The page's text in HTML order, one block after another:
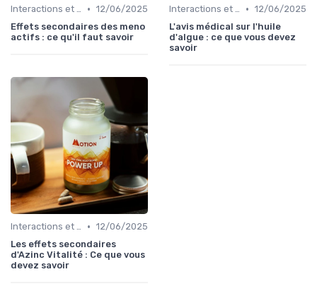
Interactions et contre-indications • 12/06/2025
Effets secondaires des meno
actifs : ce qu'il faut savoir
Interactions et contre-indications • 12/06/2025
L'avis médical sur l'huile
d'algue : ce que vous devez
savoir
Interactions et contre-indications • 12/06/2025
Les effets secondaires
d'Azinc Vitalité : Ce que vous
devez savoir